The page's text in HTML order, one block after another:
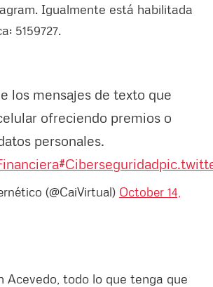
Igualmente está habilitada
5159727.
los mensajes de texto que
ofreciendo premios o
personales.
#Ciberseguridad
(@CaiVirtual) October 14,
Acevedo, todo lo que tenga que